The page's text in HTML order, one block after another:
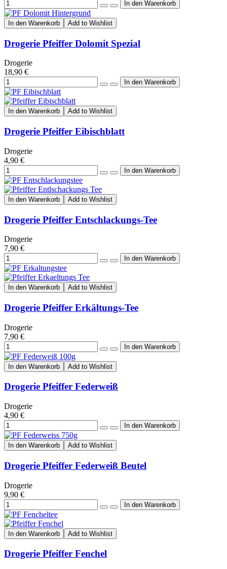
In den Warenkorb Add to Wishlist
Drogerie Pfeiffer Dolomit Spezial
Drogerie
18,90 €
In den Warenkorb Add to Wishlist
Drogerie Pfeiffer Eibischblatt
Drogerie
4,90 €
In den Warenkorb Add to Wishlist
Drogerie Pfeiffer Entschlackungs-Tee
Drogerie
7,90 €
In den Warenkorb Add to Wishlist
Drogerie Pfeiffer Erkältungs-Tee
Drogerie
7,90 €
In den Warenkorb Add to Wishlist
Drogerie Pfeiffer Federweiß
Drogerie
4,90 €
In den Warenkorb Add to Wishlist
Drogerie Pfeiffer Federweiß Beutel
Drogerie
9,90 €
In den Warenkorb Add to Wishlist
Drogerie Pfeiffer Fenchel